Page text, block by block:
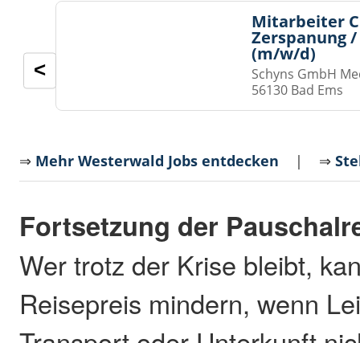
Mitarbeiter
Zerspanung
(m/w/d)
Schyns GmbH
56130 Bad Ems
<
⇒ Mehr Westerwald Jobs entdecken | ⇒
Fortsetzung der
Wer trotz der Krise bleibt,
Reisepreis mindern, wenn